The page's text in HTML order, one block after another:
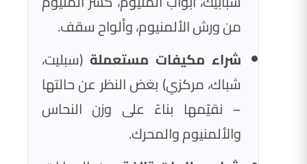
من ورش الألمنيوم، وألواح سقف.
شراء مكيفات مستعملة (سبليت،
شباك، مركزي) بغض النظر عن حالتها
– نقيّمها بناءً على وزن النحاس
والألمنيوم والمحرك.